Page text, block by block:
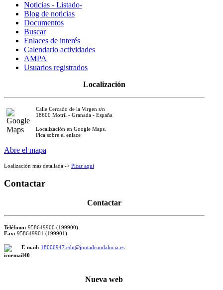
Noticias - Listado-
Blog de noticias
Documentos
Buscar
Enlaces de interés
Calendario actividades
AMPA
Usuarios registrados
Localización
Calle Cercado de la Virgen s/n
18600 Motril - Granada - España
Localización en Google Maps.
Pica sobre el enlace
Abre el mapa
Loalización más detallada -> Picar aquí
Contactar
Contactar
Teléfono: 958649900 (199900)
Fax: 958649901 (199901)
E-mail: 18006947.edu@juntadeandalucia.es
Nueva web